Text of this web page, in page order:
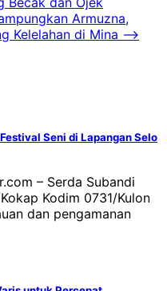
Armuzna,
Kelelahan di Mina ⟶
Seni di Lapangan Selo
– Serda Subandi
Kodim 0731/Kulon
dan pengamanan